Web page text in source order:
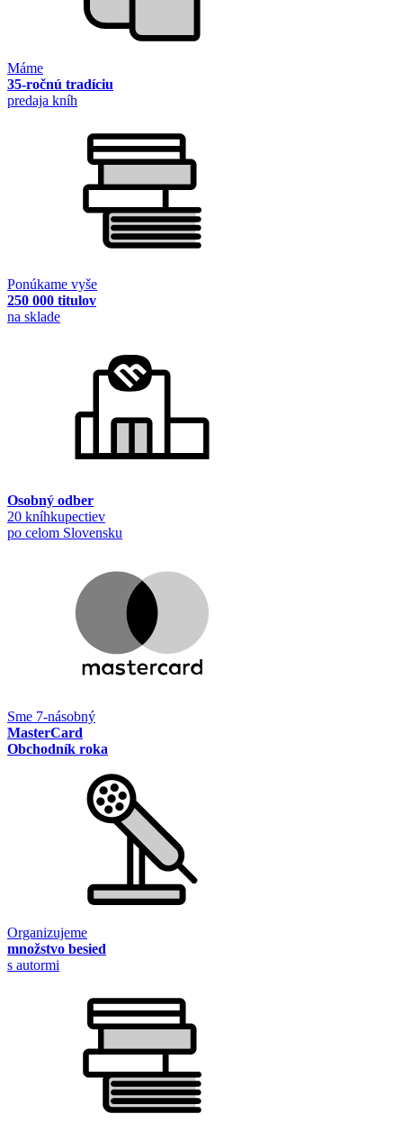
Máme
35-ročnú tradíciu
predaja kníh
Ponúkame vyše
250 000 titulov
na sklade
Osobný odber
20 kníhkupectiev
po celom Slovensku
Sme 7-násobný
MasterCard
Obchodník roka
Organizujeme
množstvo besied
s autormi